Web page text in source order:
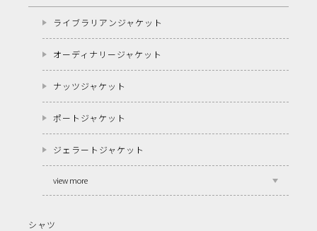
ライブラリアンジャケット
オーディナリージャケット
ナッツジャケット
ポートジャケット
ジェラートジャケット
view more
シャツ